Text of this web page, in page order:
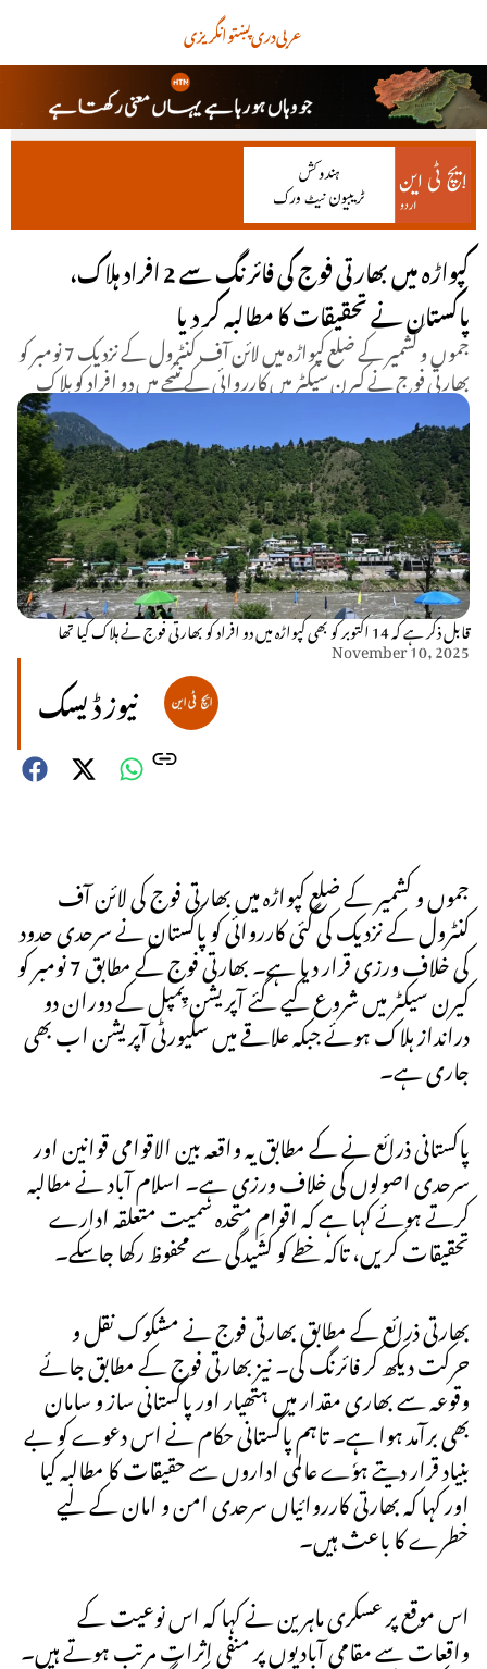
انگریزیپښتودریعربی
کپواڑہ میں بھارتی فوج کی فائرنگ سے 2 افراد ہلاک،
پاکستان نے تحقیقات کا مطالبہ کر دیا
جموں و کشمیر کے ضلع کپواڑہ میں لائن آف کنٹرول کے نزدیک 7 نومبر کو
بھارتی فوج نے کیرن سیکٹر میں کارروائی کے نتیجے میں دو افراد کو ہلاک
قابل ذکر ہے کہ 14 اکتوبر کو بھی کپواڑہ میں دو افراد کو بھارتی فوج نے ہلاک کیا تھا
November 10, 2025
نیوز ڈیسک
جموں و کشمیر کے ضلع کپواڑہ میں بھارتی فوج کی لائن آف
کنٹرول کے نزدیک کی گئی کارروائی کو پاکستان نے سرحدی حدود
کی خلاف ورزی قرار دیا ہے۔ بھارتی فوج کے مطابق 7 نومبر کو
کیرن سیکٹر میں شروع کیے گئے آپریشن پِمپل کے دوران دو
درانداز ہلاک ہوئے جبکہ علاقے میں سکیورٹی آپریشن اب بھی
جاری ہے۔
پاکستانی ذرائع نے کے مطابق یہ واقعہ بین الاقوامی قوانین اور
سرحدی اصولوں کی خلاف ورزی ہے۔ اسلام آباد نے مطالبہ
کرتے ہوئے کہا ہے کہ اقوامِ متحدہ سمیت متعلقہ ادارے
تحقیقات کریں، تاکہ خطے کو کشیدگی سے محفوظ رکھا جاسکے۔
بھارتی ذرائع کے مطابق بھارتی فوج نے مشکوک نقل و
حرکت دیکھ کر فائرنگ کی۔ نیز بھارتی فوج کے مطابق جائے
وقوعہ سے بھاری مقدار میں ہتھیار اور پاکستانی ساز و سامان
بھی برآمد ہوا ہے۔ تاہم پاکستانی حکام نے اس دعوے کو بے
بنیاد قرار دیتے ہوٗے عالمی اداروں سے حقیقات کا مطالبہ کیا
اور کہا کہ بھارتی کارروائیاں سرحدی امن و امان کے لیے
خطرے کا باعث ہیں۔
اس موقع پر عسکری ماہرین نے کہا کہ اس نوعیت کے
واقعات سے مقامی آبادیوں پر منفی اثرات مرتب ہوتے ہیں۔